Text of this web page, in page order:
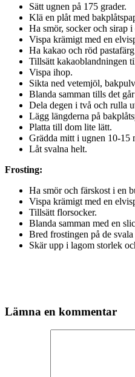
Sätt ugnen på 175 grader.
Klä en plåt med
Ha smör, socker och sirap i
Vispa krämigt med en
Ha kakao och röd
Tillsätt kakaoblandningen
Vispa ihop.
Sikta ned vetemjöl,
Blanda samman tills det
Dela degen i två och rulla
Lägg längderna på
Platta till dom lite lätt.
Grädda mitt i ugnen 10-15
Låt svalna helt.
Frosting:
Ha smör och färskost i en
Vispa krämigt med en
Tillsätt florsocker.
Blanda samman med en
Bred frostingen på de svala
Skär upp i lagom storlek
Lämna en kommentar